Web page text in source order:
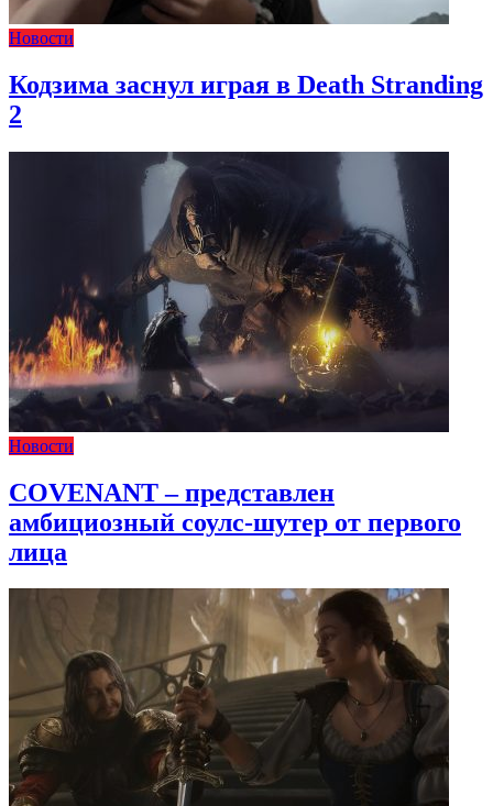
Новости
Кодзима заснул играя в Death Stranding
2
Новости
COVENANT – представлен
амбициозный соулс-шутер от первого
лица